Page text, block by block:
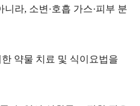
라, 소변·호흡 가스·피부 분
약물 치료 및 식이요법을